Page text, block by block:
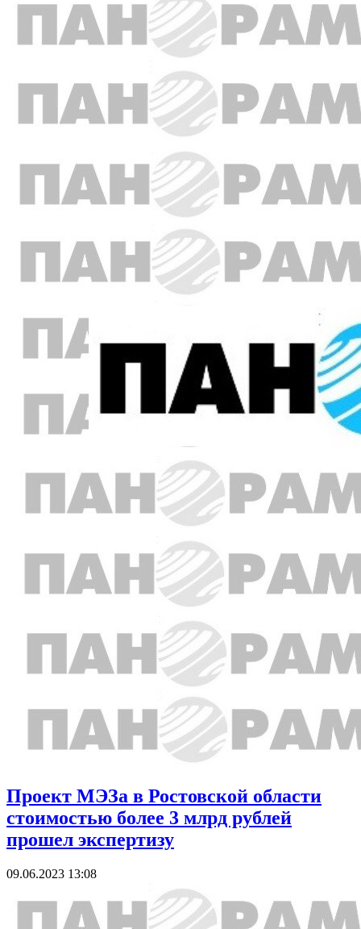
Проект МЭЗа в Ростовской области
стоимостью более 3 млрд рублей
прошел экспертизу
09.06.2023 13:08